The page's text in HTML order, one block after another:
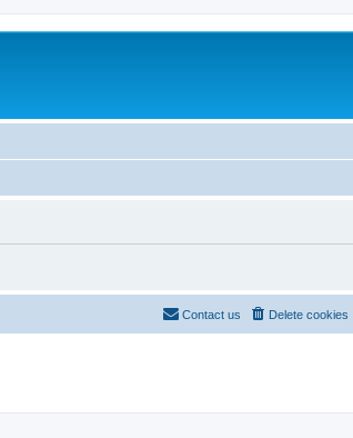
Delete cookies
Contact us